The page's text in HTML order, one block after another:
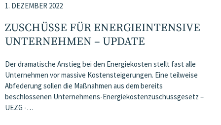
1. DEZEMBER 2022
ZUSCHÜSSE FÜR ENERGIEINTENSIVE
UNTERNEHMEN – UPDATE
Der dramatische Anstieg bei den Energiekosten stellt fast alle
Unternehmen vor massive Kostensteigerungen. Eine teilweise
Abfederung sollen die Maßnahmen aus dem bereits
beschlossenen Unternehmens-Energiekostenzuschussgesetz –
UEZG -…